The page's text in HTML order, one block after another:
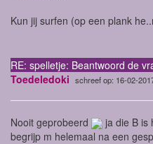
Kun jij surfen (op een plank
RE: spelletje: Beantwoord de
Toedeledoki schreef op: 16-02-
Nooit geprobeerd
ja die B is
begrijp m helemaal na een